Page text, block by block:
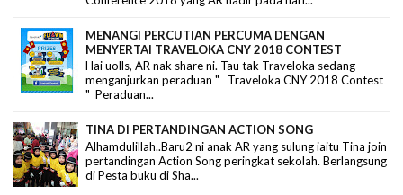
MENANGI PERCUTIAN PERCUMA DENGAN
MENYERTAI TRAVELOKA CNY 2018 CONTEST
Hai uolls, AR nak share ni. Tau tak Traveloka sedang
menganjurkan peraduan " Traveloka CNY 2018 Contest
" Peraduan...
TINA DI PERTANDINGAN ACTION SONG
Alhamdulillah..Baru2 ni anak AR yang sulung iaitu Tina join
pertandingan Action Song peringkat sekolah. Berlangsung
di Pesta buku di Sha...